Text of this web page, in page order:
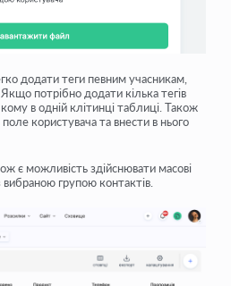
додати теги певним учасникам,
потрібно додати кілька тегів
в одній клітинці таблиці. Також
користувача та внести в нього
є можливість здійснювати масові
вибраною групою контактів.